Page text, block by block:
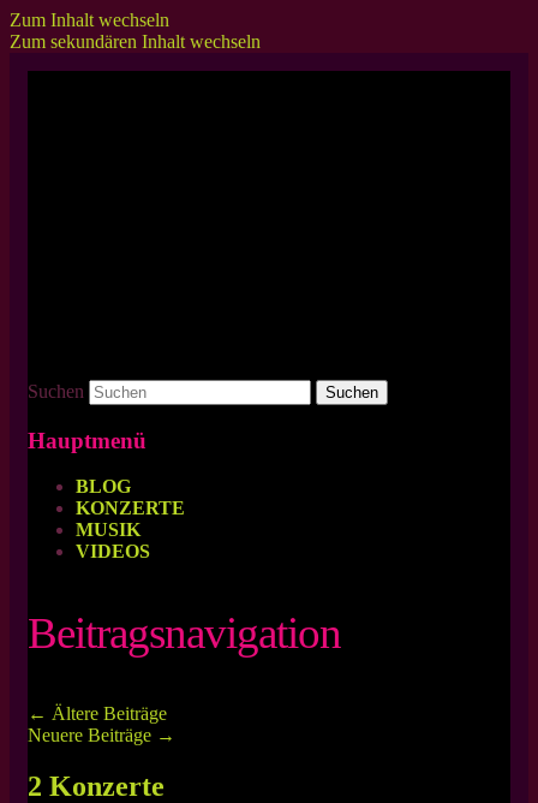
Zum Inhalt wechseln
Zum sekundären Inhalt wechseln
Suchen
Hauptmenü
BLOG
KONZERTE
MUSIK
VIDEOS
Beitragsnavigation
← Ältere Beiträge
Neuere Beiträge →
2 Konzerte